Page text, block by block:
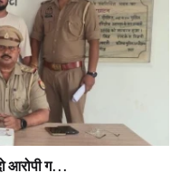
आरोपी ग...